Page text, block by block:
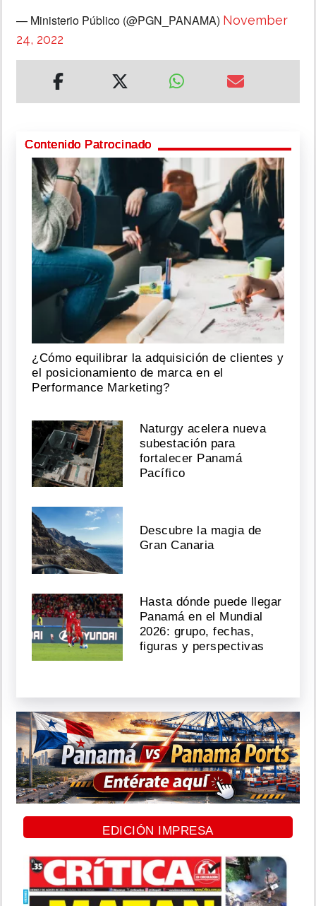
— Ministerio Público (@PGN_PANAMA) November
24, 2022
Contenido Patrocinado
¿Cómo equilibrar la adquisición de clientes y
el posicionamiento de marca en el
Performance Marketing?
Naturgy acelera nueva
subestación para
fortalecer Panamá
Pacífico
Descubre la magia de
Gran Canaria
Hasta dónde puede llegar
Panamá en el Mundial
2026: grupo, fechas,
figuras y perspectivas
EDICIÓN IMPRESA